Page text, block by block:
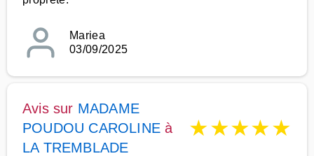
Mariea
03/09/2025
Avis sur MADAME
POUDOU CAROLINE à
LA TREMBLADE
★★★★★